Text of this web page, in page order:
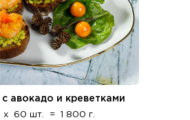
с авокадо и креветками
x 60 шт. = 1 800 г.